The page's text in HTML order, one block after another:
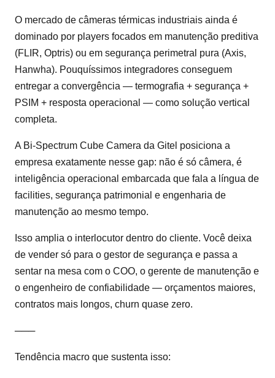
O mercado de câmeras térmicas industriais ainda é
dominado por players focados em manutenção preditiva
(FLIR, Optris) ou em segurança perimetral pura (Axis,
Hanwha). Pouquíssimos integradores conseguem
entregar a convergência — termografia + segurança +
PSIM + resposta operacional — como solução vertical
completa.
A Bi-Spectrum Cube Camera da Gitel posiciona a
empresa exatamente nesse gap: não é só câmera, é
inteligência operacional embarcada que fala a língua de
facilities, segurança patrimonial e engenharia de
manutenção ao mesmo tempo.
Isso amplia o interlocutor dentro do cliente. Você deixa
de vender só para o gestor de segurança e passa a
sentar na mesa com o COO, o gerente de manutenção e
o engenheiro de confiabilidade — orçamentos maiores,
contratos mais longos, churn quase zero.
───
Tendência macro que sustenta isso: